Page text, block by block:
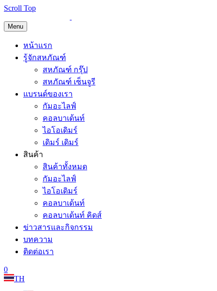
Scroll Top
Menu
หน้าแรก
รู้จักสหภัณฑ์
สหภัณฑ์ กรุ๊ป
สหภัณฑ์ เซ็นจูรี
แบรนด์ของเรา
กัมอะไลฟ์
คอลบาเด้นท์
ไอโอเดิมร์
เดิมร์ เดิมร์
สินค้า
สินค้าทั้งหมด
กัมอะไลฟ์
ไอโอเดิมร์
คอลบาเด้นท์
คอลบาเด้นท์ คิดส์
ข่าวสารและกิจกรรม
บทความ
ติดต่อเรา
0
TH